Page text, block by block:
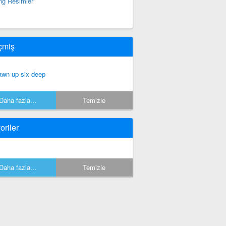
up six deep
Daha fazla... Temizle
Daha fazla... Temizle